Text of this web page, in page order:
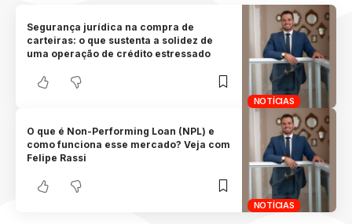
NOTÍCIAS
Segurança jurídica na compra de
carteiras: o que sustenta a solidez de
uma operação de crédito estressado
NOTÍCIAS
O que é Non-Performing Loan (NPL) e
como funciona esse mercado? Veja com
Felipe Rassi